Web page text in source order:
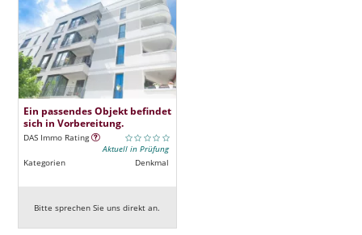
Ein passendes Objekt befindet
sich in Vorbereitung.
DAS Immo Rating
Aktuell in Prüfung
Kategorien
Denkmal
Bitte sprechen Sie uns direkt an.